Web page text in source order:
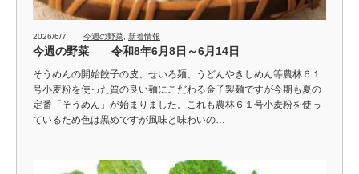
2026/6/7 今週の野菜, 新着情報
今週の野菜 令和8年6月8日～6月14日
そうめんの開始餃子の皮、せいろ麺、うどんやきしめん等農林６１
号小麦粉を使った質の良い麺にこだわる金子製麺ですが今期も夏の
定番「そうめん」が始まりました。これも農林６１号小麦粉を使っ
ているため色は黒めですが風味と味わいの…